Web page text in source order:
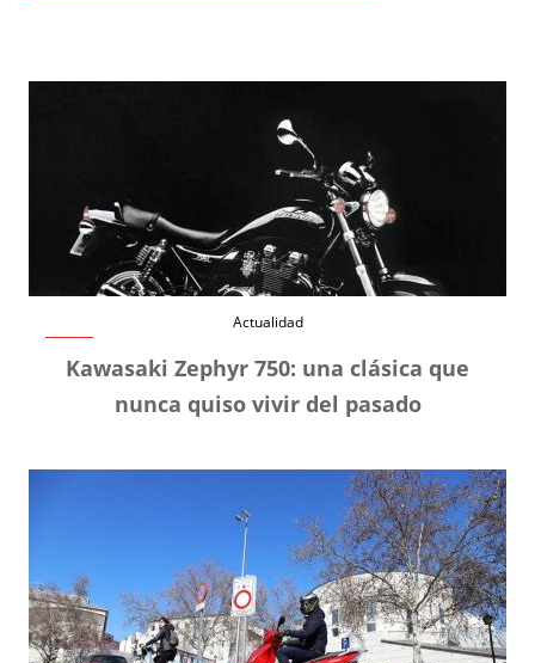
Actualidad
Kawasaki Zephyr 750: una clásica que
nunca quiso vivir del pasado